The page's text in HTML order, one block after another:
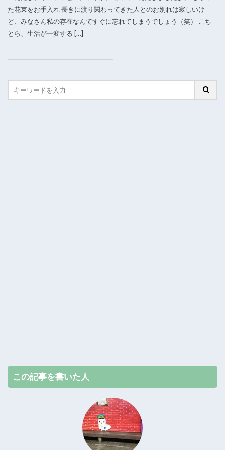
た花束をお手入れ 長きに渡り関わってきた人とのお別れは寂しいけ
ど、みなさん私の存在なんてすぐに忘れてしまうでしょう（笑） こち
とら、生活が一変する […]
この記事を書いた人